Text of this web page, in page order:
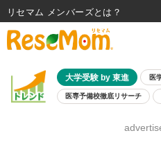
大学受験 by 東進 医
医専予備校徹底リサーチ
8月開催学校説
リセマム メンバーズ